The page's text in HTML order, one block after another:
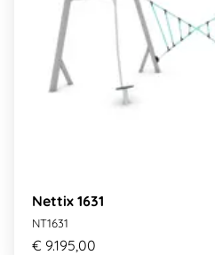
Nettix 1631
NT1631
€ 9.195,00